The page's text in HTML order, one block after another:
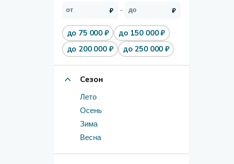
до 75 000 ₽
до 150 000 ₽
до 200 000 ₽
до 250 000 ₽
Сезон
Лето
Осень
Зима
Весна